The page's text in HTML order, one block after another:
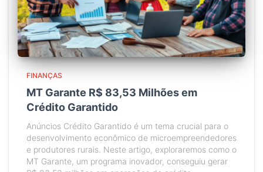
FINANÇAS
MT Garante R$ 83,53 Milhões em
Crédito Garantido
Anúncios Crédito Garantido é um tema crucial para o
desenvolvimento econômico de microempreendedores
e produtores rurais. Neste artigo, exploraremos como o
MT Garante, um programa inovador, conseguiu gerar